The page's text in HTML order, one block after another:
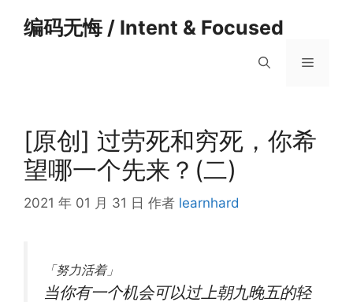
编码无悔 / Intent & Focused
菜
[原创] 过劳死和穷死，你希
望哪一个先来？(二)
2021 年 01 月 31 日 作者 learnhard
「努力活着」
当你有一个机会可以过上朝九晚五的轻